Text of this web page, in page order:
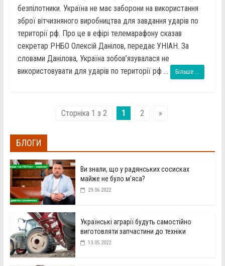
безпілотники. Україна не має заборони на використання
зброї вітчизняного виробництва для завдання ударів по
території рф. Про це в ефірі телемарафону сказав
секретар РНБО Олексій Данілов, передає УНІАН. За
словами Данілова, Україна зобов’язувалася не
використовувати для ударів по території рф ...
Більше ...
Сторніка 1 з 2 1 2 »
БЛОГИ
Ви знали, що у радянських сосисках
майже не було м’яса?
29.06.2022
Українські аграрії будуть самостійно
виготовляти запчастини до техніки
13.05.2022